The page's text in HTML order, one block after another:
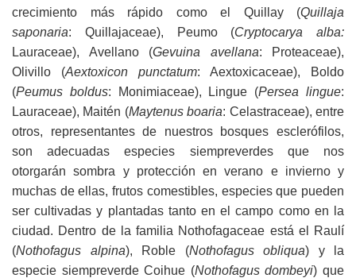
crecimiento más rápido como el Quillay (Quillaja
saponaria: Quillajaceae), Peumo (Cryptocarya alba:
Lauraceae), Avellano (Gevuina avellana: Proteaceae),
Olivillo (Aextoxicon punctatum: Aextoxicaceae), Boldo
(Peumus boldus: Monimiaceae), Lingue (Persea lingue:
Lauraceae), Maitén (Maytenus boaria: Celastraceae), entre
otros, representantes de nuestros bosques esclerófilos,
son adecuadas especies siempreverdes que nos
otorgarán sombra y protección en verano e invierno y
muchas de ellas, frutos comestibles, especies que pueden
ser cultivadas y plantadas tanto en el campo como en la
ciudad. Dentro de la familia Nothofagaceae está el Raulí
(Nothofagus alpina), Roble (Nothofagus obliqua) y la
especie siempreverde Coihue (Nothofagus dombeyi) que